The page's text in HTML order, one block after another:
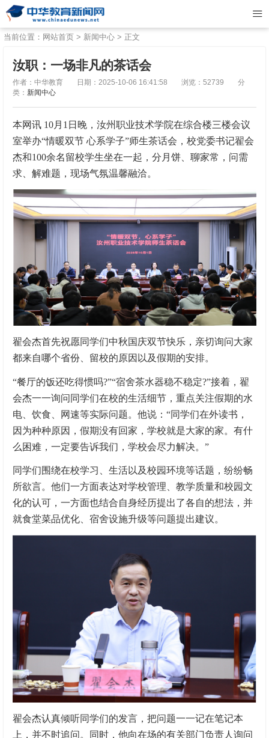
当前位置： 网站首页 > 新闻中心 > 正文
汝职：一场非凡的茶话会
作者：中华教育 日期：2025-10-06 16:41:58 浏览：52739
分
类： 新闻中心
本网讯 10月1日晚，汝州职业技术学院在综合楼三楼会议
室举办“情暖双节 心系学子”师生茶话会，校党委书记翟会
杰和100余名留校学生坐在一起，分月饼、聊家常，问需
求、解难题，现场气氛温馨融洽。
翟会杰首先祝愿同学们中秋国庆双节快乐，亲切询问大家
都来自哪个省份、留校的原因以及假期的安排。
“餐厅的饭还吃得惯吗?”“宿舍茶水器稳不稳定?”接着，翟
会杰一一询问同学们在校的生活细节，重点关注假期的水
电、饮食、网速等实际问题。他说：“同学们在外读书，
因为种种原因，假期没有回家，学校就是大家的家。有什
么困难，一定要告诉我们，学校会尽力解决。”
同学们围绕在校学习、生活以及校园环境等话题，纷纷畅
所欲言。他们一方面表达对学校管理、教学质量和校园文
化的认可，一方面也结合自身经历提出了各自的想法，并
就食堂菜品优化、宿舍设施升级等问题提出建议。
翟会杰认真倾听同学们的发言，把问题一一记在笔记本
上，并不时追问。同时，他向在场的有关部门负责人询问